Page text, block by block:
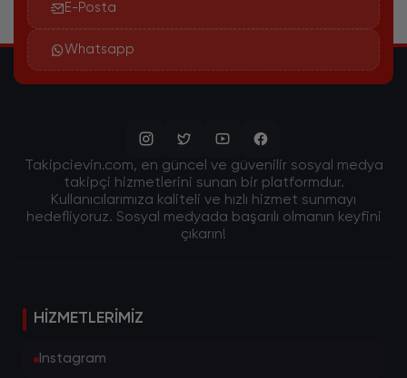
E-Posta
Whatsapp
Takipcievin.com, en güncel ve güvenilir sosyal medya
takipçi hizmetlerini sunan bir platformdur.
Kullanıcılarımıza kaliteli ve hızlı hizmet sunmayı
hedefliyoruz. Sosyal medyada başarılı olmanın keyfini
çıkarın!
HIZMETLERIMIZ
Instagram